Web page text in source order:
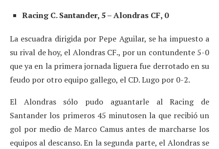
Racing C. Santander, 5 – Alondras CF, 0
La escuadra dirigida por Pepe Aguilar, se ha impuesto a
su rival de hoy, el Alondras CF., por un contundente 5-0
que ya en la primera jornada liguera fue derrotado en su
feudo por otro equipo gallego, el CD. Lugo por 0-2.
El Alondras sólo pudo aguantarle al Racing de
Santander los primeros 45 minutosen la que recibió un
gol por medio de Marco Camus antes de marcharse los
equipos al descanso. En la segunda parte, el Alondras se